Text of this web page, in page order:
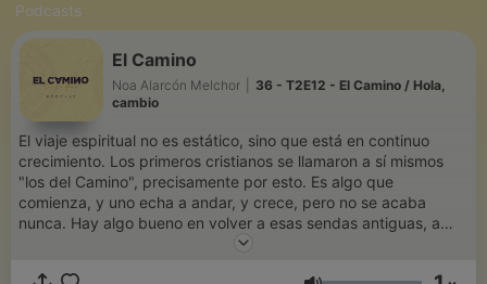
Podcasts
El Camino
Noa Alarcón Melchor
36 - T2E12 - El Camino / Hola,
cambio
El viaje espiritual no es estático, sino que está en continuo
crecimiento. Los primeros cristianos se llamaron a sí mismos
"los del Camino", precisamente por esto. Es algo que
comienza, y uno echa a andar, y crece, pero no se acaba
nunca. Hay algo bueno en volver a esas sendas antiguas, a
reflexionar sobre lo que significaban las palabras, las ideas y